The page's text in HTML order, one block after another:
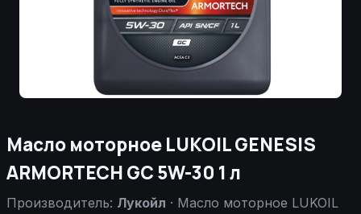
Масло моторное LUKOIL GENESIS
ARMORTECH GC 5W-30 1 л
Производитель: Лукойл · Масло моторное LUKOIL